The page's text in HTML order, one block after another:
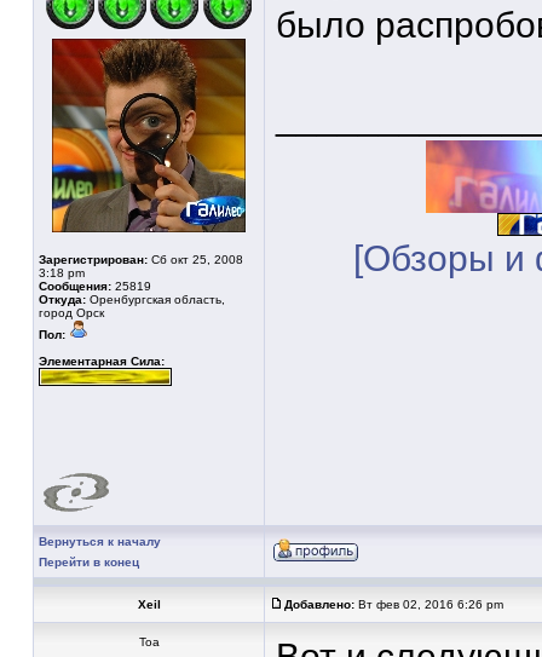
Зарегистрирован: Сб окт 25, 2008
3:18 pm
Сообщения: 25819
Откуда: Оренбургская область,
город Орск
Пол:
Элементарная Сила:
было
[Обзоры и
Вернуться к началу
Перейти в конец
Xeil Добавлено: Вт фев 02, 2016 6:26 pm
Тоа